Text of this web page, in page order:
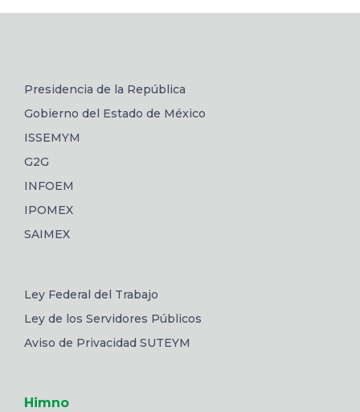
Presidencia de la República
Gobierno del Estado de México
ISSEMYM
G2G
INFOEM
IPOMEX
SAIMEX
Ley Federal del Trabajo
Ley de los Servidores Públicos
Aviso de Privacidad SUTEYM
Himno